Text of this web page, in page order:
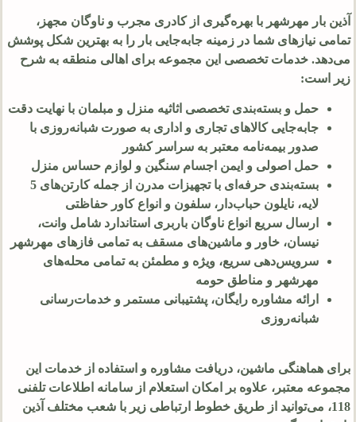
آذین بار مهرشهر با بهره‌گیری از کادری مجرب و ناوگان مجهز،
تمامی نیازهای شما در زمینه جابه‌جایی بار را به بهترین شکل پوشش
می‌دهد. خدمات تخصصی این مجموعه برای اهالی منطقه به شرح
زیر است:
حمل و بسته‌بندی تخصصی اثاثیه منزل و مبلمان با نهایت دقت
جابه‌جایی کالاهای تجاری و اداری به صورت شبانه‌روزی با
صدور بیمه‌نامه معتبر به سراسر کشور
حمل اصولی و ایمن اجسام سنگین و لوازم حساس منزل
بسته‌بندی حرفه‌ای با تجهیزات مدرن از جمله کارتن‌های 5
لایه، نایلون حباب‌دار، سلفون و انواع کاور حفاظتی
ارسال سریع انواع ناوگان باربری استاندارد شامل وانت،
نیسان، خاور و ماشین‌های مسقف به تمامی فازهای مهرشهر
سرویس‌دهی سریع، ویژه و مطمئن به تمامی محله‌های
مهرشهر و مناطق حومه
ارائه مشاوره رایگان، پشتیبانی مستمر و خدمات‌رسانی
شبانه‌روزی
برای هماهنگی ماشین، دریافت مشاوره و استفاده از خدمات این
مجموعه معتبر، علاوه بر امکان استعلام از سامانه اطلاعات تلفنی
118، می‌توانید از طریق خطوط ارتباطی زیر با شعب مختلف آذین